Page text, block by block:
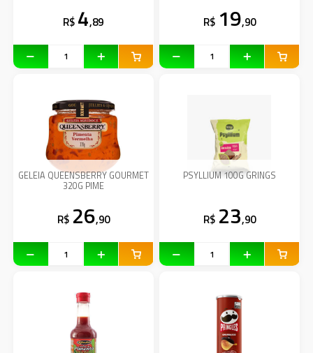
R$ 4,89 R$ 19,90
GELEIA QUEENSBERRY GOURMET
320G PIME
R$ 26,90
PSYLLIUM 100G GRINGS
R$ 23,90